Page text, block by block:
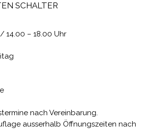
SCHALTER
14.00 – 18.00 Uhr
nach Vereinbarung.
ausserhalb Öffnungszeiten nach